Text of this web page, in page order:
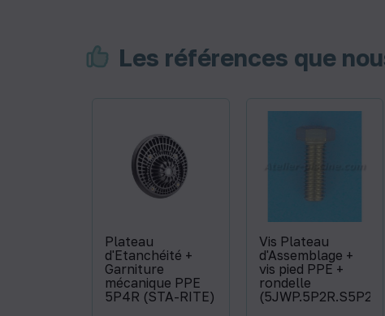
Les références que
Plateau
d'Etanchéité +
Garniture
mécanique PPE
5P4R (STA-RITE)
Vis Plateau
d'Assemblage +
vis pied PPE +
rondelle